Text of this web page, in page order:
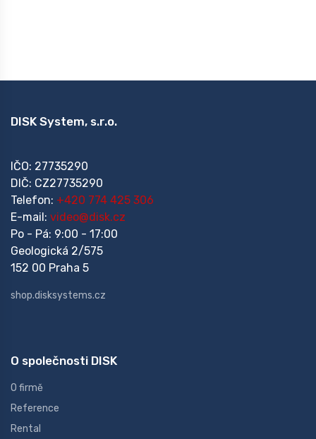
DISK System, s.r.o.
IČO: 27735290
DIČ: CZ27735290
Telefon: +420 774 425 306
E-mail: video@disk.cz
Po - Pá: 9:00 - 17:00
Geologická 2/575
152 00 Praha 5
shop.disksystems.cz
O společnosti DISK
O firmě
Reference
Rental